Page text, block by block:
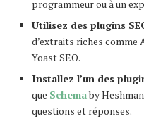
programmeur ou à un
Utilisez des plugins
d’extraits riches comme
Yoast SEO.
Installez l’un des
que Schemaby
questions et réponses.